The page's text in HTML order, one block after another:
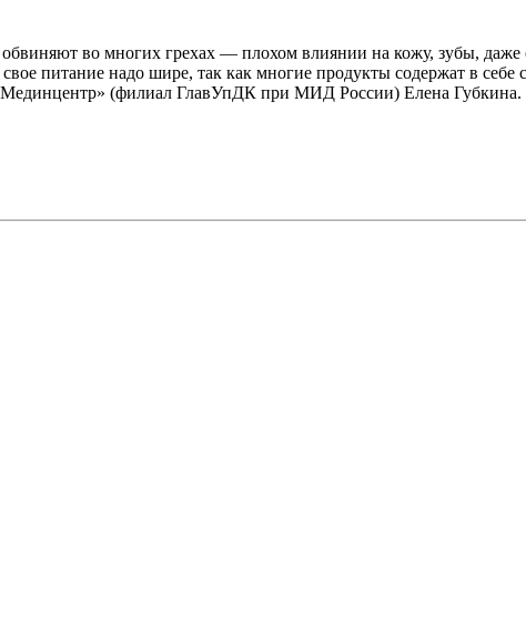
во многих грехах — плохом влиянии на кожу, зубы,
питание надо шире, так как многие продукты содержат в
«Мединцентр» (филиал ГлавУпДК при МИД России) Елена Губкина.